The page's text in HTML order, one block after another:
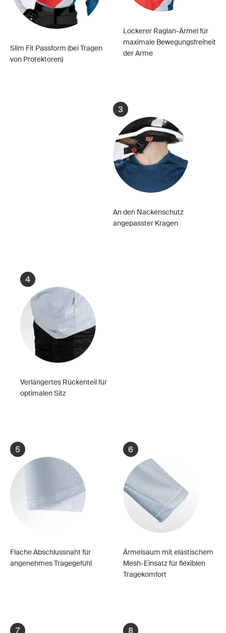
Slim Fit Passform (bei Tragen
von Protektoren)
Lockerer Raglan-Ärmel für
maximale Bewegungsfreiheit
der Arme
3
An den Nackenschutz
angepasster Kragen
4
Verlängertes Rückenteil für
optimalen Sitz
5
Flache Abschlussnaht für
angenehmes Tragegefühl
6
Ärmelsaum mit elastischem
Mesh-Einsatz für flexiblen
Tragekomfort
7 8